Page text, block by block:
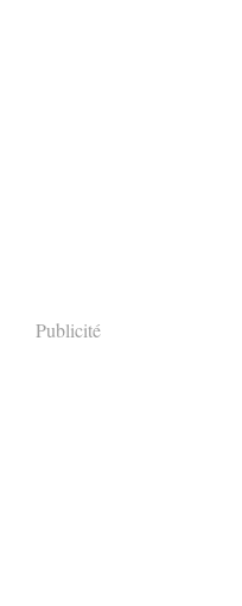
Publicité